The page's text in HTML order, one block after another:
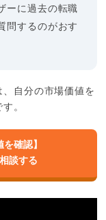
ーに過去の転職
問するのがおす
自分の市場価値を
。
確認】
談する